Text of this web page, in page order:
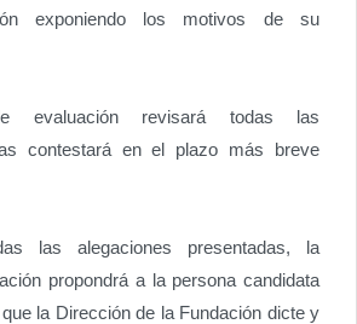
exponiendo los motivos de su
evaluación revisará todas las
contestará en el plazo más breve
las alegaciones presentadas, la
propondrá a la persona candidata
la Dirección de la Fundación dicte y